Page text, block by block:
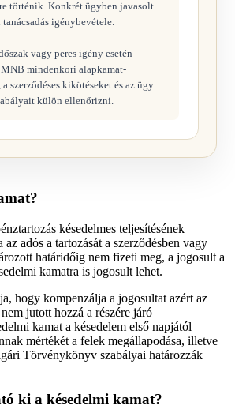
történik. Konkrét ügyben javasolt
igénybevétele.
vagy peres igény esetén
MNB mindenkori alapkamat-
szerződéses kikötéseket és az ügy
külön ellenőrizni.
késedelmes teljesítésének
adós a tartozását a szerződésben vagy
határidőig nem fizeti meg, a jogosult a
kamatra is jogosult lehet.
hogy kompenzálja a jogosultat azért az
jutott hozzá a részére járó
kamat a késedelem első napjától
mértékét a felek megállapodása, illetve
Törvénykönyv szabályai határozzák
ki a késedelmi kamat?